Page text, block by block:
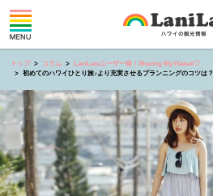
トップ コラム
LaniLaniユーザー発！Sharing My Hawaii♡
初めてのハワイひとり旅♪より充実させるプランニングのコツは？